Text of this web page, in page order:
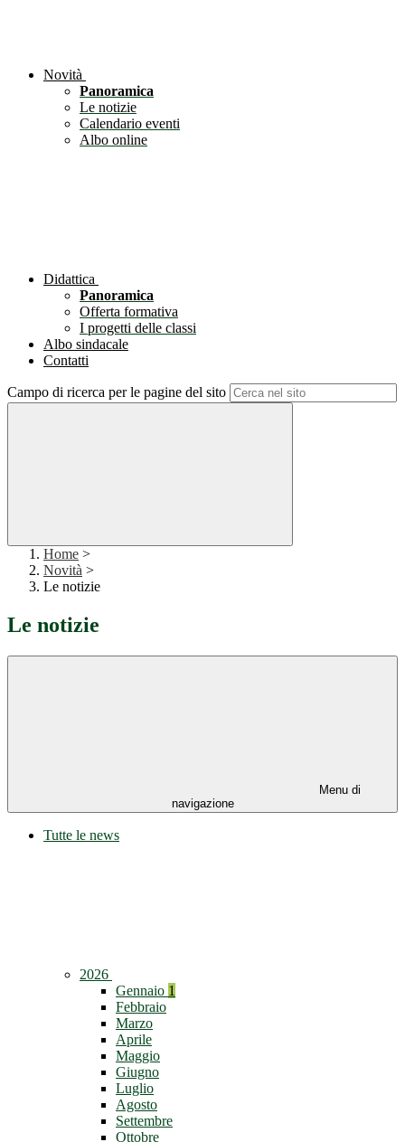
Novità
Panoramica
Le notizie
Calendario eventi
Albo online
Didattica
Panoramica
Offerta formativa
I progetti delle classi
Albo sindacale
Contatti
Campo di ricerca per le pagine del sito
Home >
Novità >
Le notizie
Le notizie
Menu di
navigazione
Tutte le news
2026
Gennaio 1
Febbraio
Marzo
Aprile
Maggio
Giugno
Luglio
Agosto
Settembre
Ottobre